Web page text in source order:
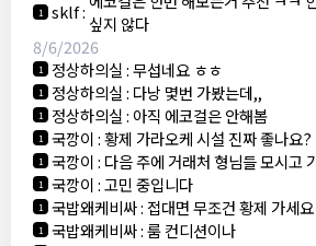
1 sklf: 싶지 않다
8/6/2026
1 정상하의실:무섭네요 ㅎㅎ
1 정상하의실: 다낭 몇번 가봤는데,,
1 정상하의실: 아직 에코걸은 안해봄
1 국깡이:황제 가라오케 시설 진짜 좋나요?
1 국깡이: 다음 주에 거래처 형님들 모시고
1 국깡이:고민 중입니다
1 국밥왜케비싸: 접대면 무조건 황제 가세요
1 국밥왜케비싸:룸 컨디션이나